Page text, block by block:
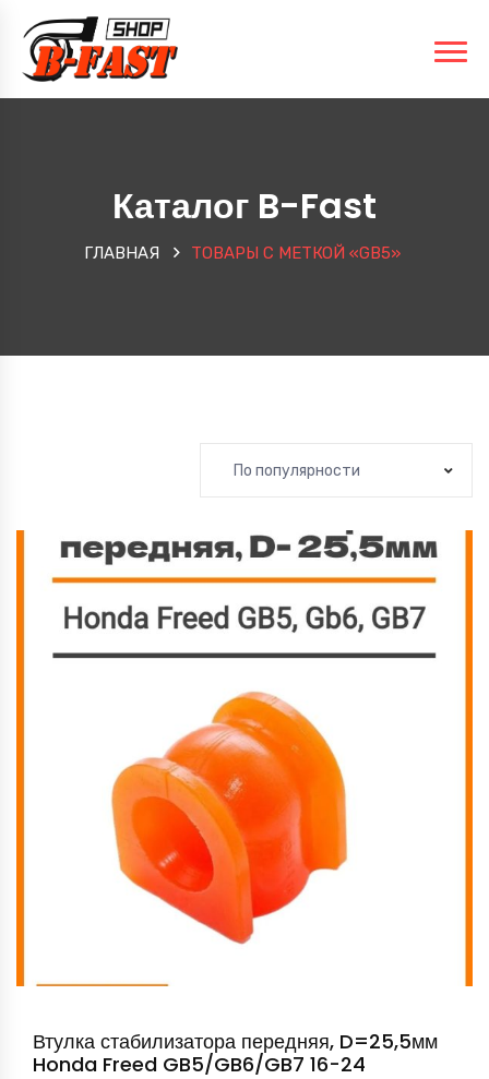
Каталог B-Fast
ГЛАВНАЯ ТОВАРЫ С МЕТКОЙ «GB5»
По популярности
Втулка стабилизатора передняя, D=25,5мм
Honda Freed GB5/GB6/GB7 16-24